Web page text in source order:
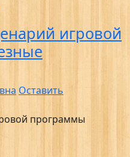
игровой
Оставить
программы